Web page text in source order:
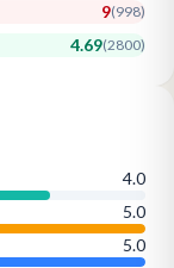
9(998)
4.69(2800)
4.0
5.0
5.0